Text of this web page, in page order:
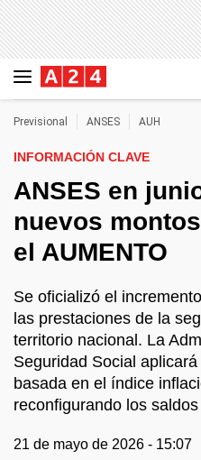
Previsional ANSES AUH
INFORMACIÓN CLAVE
ANSES en
nuevos
el AUMENTO
Se oficializó el
las prestaciones de la
territorio nacional. La
Seguridad Social
basada en el índice
reconfigurando los
21 de mayo de 2026 - 15:07